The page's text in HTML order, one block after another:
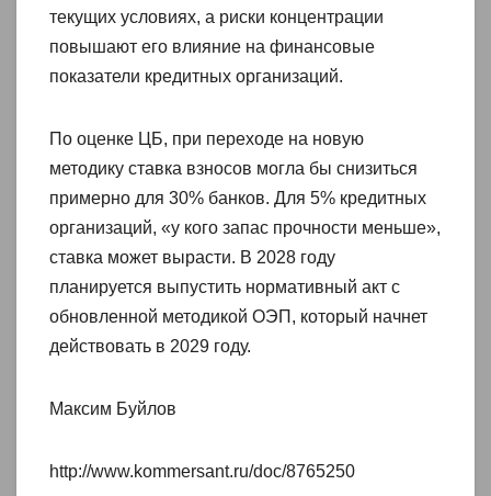
текущих условиях, а риски концентрации
повышают его влияние на финансовые
показатели кредитных организаций.
По оценке ЦБ, при переходе на новую
методику ставка взносов могла бы снизиться
примерно для 30% банков. Для 5% кредитных
организаций, «у кого запас прочности меньше»,
ставка может вырасти. В 2028 году
планируется выпустить нормативный акт с
обновленной методикой ОЭП, который начнет
действовать в 2029 году.
Максим Буйлов
http://www.kommersant.ru/doc/8765250